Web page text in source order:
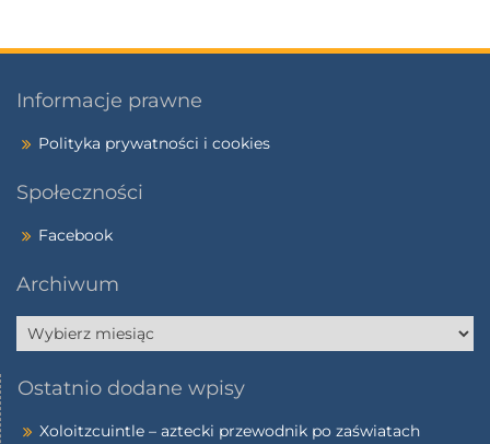
Informacje prawne
Polityka prywatności i cookies
Społeczności
Facebook
Archiwum
Ostatnio dodane wpisy
Xoloitzcuintle – aztecki przewodnik po zaświatach